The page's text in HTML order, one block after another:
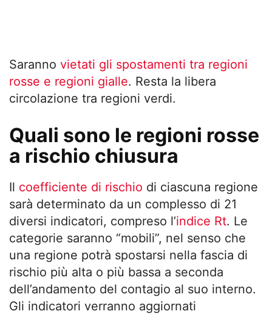
Saranno vietati gli spostamenti tra regioni
rosse e regioni gialle. Resta la libera
circolazione tra regioni verdi.
Quali sono le regioni rosse
a rischio chiusura
Il coefficiente di rischio di ciascuna regione
sarà determinato da un complesso di 21
diversi indicatori, compreso l’indice Rt. Le
categorie saranno “mobili”, nel senso che
una regione potrà spostarsi nella fascia di
rischio più alta o più bassa a seconda
dell’andamento del contagio al suo interno.
Gli indicatori verranno aggiornati